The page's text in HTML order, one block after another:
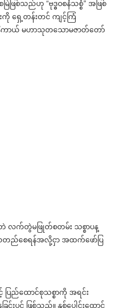
စ်သည်ဟု “ဗုဒ္ဓဝစနံသစ္စံ” အဖြစ်
ကို ရှေ့တန်းတင် ကျင့်ကြံ
နိကာယ် မဟာသုတသောမဇာတ်တော်
လက်တွဲမဖြုတ်စတမ်း သစ္စာပန္
တည်စေရန်အလို့ငှာ အထက်ဖော်ပြ
ြည်ထောင်စုသစ္စာကို အရင်း
င်းပင် ဖြစ်သည်။ နှစ်ပေါင်းထောင်